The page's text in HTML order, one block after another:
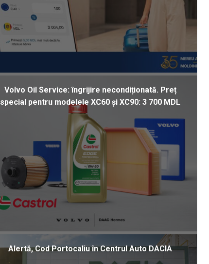
Volvo Oil Service: îngrijire necondiționată. Preț
special pentru modelele XC60 și XC90: 3 700 MDL
Alertă, Cod Portocaliu în Centrul Auto DACIA